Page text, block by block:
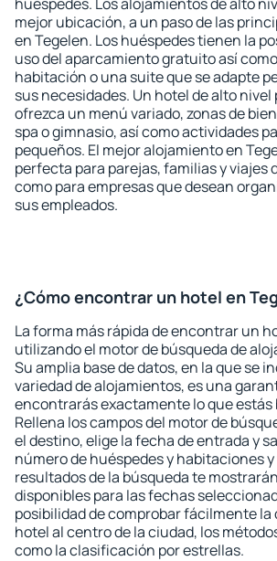
mejor ubicación, a un paso de las
en Tegelen. Los huéspedes tienen la
uso del aparcamiento gratuito así
habitación o una suite que se adapte
sus necesidades. Un hotel de alto
ofrezca un menú variado, zonas de
spa o gimnasio, así como actividades
pequeños. El mejor alojamiento en
perfecta para parejas, familias y viajes
como para empresas que desean
sus empleados.
¿Cómo encontrar un hotel en
La forma más rápida de encontrar un
utilizando el motor de búsqueda de
Su amplia base de datos, en la que se
variedad de alojamientos, es una
encontrarás exactamente lo que estás
Rellena los campos del motor de
el destino, elige la fecha de entrada y
número de huéspedes y habitaciones y
resultados de la búsqueda te
disponibles para las fechas
posibilidad de comprobar fácilmente la
hotel al centro de la ciudad, los
como la clasificación por estrellas.